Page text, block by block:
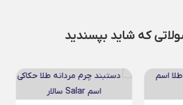
که شاید بپسندید